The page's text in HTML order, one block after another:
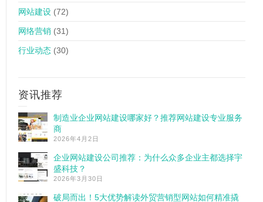
网站建设 (72)
网络营销 (31)
行业动态 (30)
资讯推荐
制造业企业网站建设哪家好？推荐网站建设专业服务
商
2026年4月2日
企业网站建设公司推荐：为什么众多企业主都选择宇
盛科技？
2026年3月30日
破局而出！5大优势解读外贸营销型网站如何精准撬